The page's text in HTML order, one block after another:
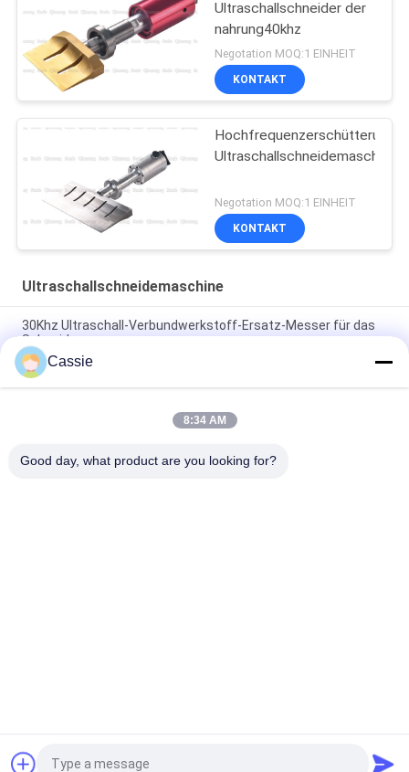
Ultraschallschneider der
nahrung40khz
Negotation MOQ:1 EINHEIT
KONTAKT
Hochfrequenzerschütterungs-
Ultraschallschneidemaschine
Negotation MOQ:1 EINHEIT
KONTAKT
Ultraschallschneidemaschine
30Khz Ultraschall-Verbundwerkstoff-Ersatz-Messer für das
Schneiden
40 Khz Ultraschall 82,5 mm Schneider zum Schneiden von
Reifen
Ultraschall-Hochfrequenz-Vibration 20Khz Niedertemperatur-
Cassie
8:34 AM
Good day, what product are you looking for?